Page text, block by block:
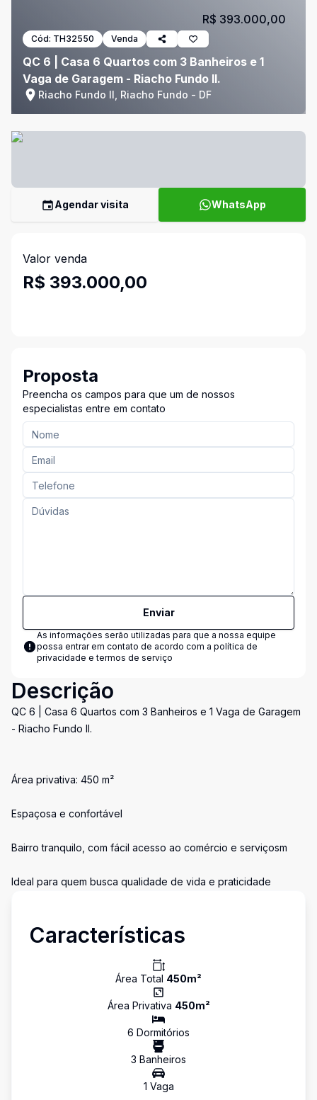
Cód: TH32550 Venda
QC 6 | Casa 6 Quartos com 3 Banheiros e 1
Vaga de Garagem - Riacho Fundo II.
Riacho Fundo II, Riacho Fundo - DF
R$ 393.000,00
Agendar visita WhatsApp
Valor venda
R$ 393.000,00
Proposta
Preencha os campos para que um de nossos
especialistas entre em contato
Enviar
As informações serão utilizadas para que a nossa equipe
possa entrar em contato de acordo com a política de
privacidade e termos de serviço
Descrição
QC 6 | Casa 6 Quartos com 3 Banheiros e 1 Vaga de Garagem
- Riacho Fundo II.
Área privativa: 450 m²
Espaçosa e confortável
Bairro tranquilo, com fácil acesso ao comércio e serviçosm
Ideal para quem busca qualidade de vida e praticidade
Características
Área Total 450m²
Área Privativa 450m²
6 Dormitórios
3 Banheiros
1 Vaga